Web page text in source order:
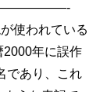
使われている
2000年に誤作
であり、これ